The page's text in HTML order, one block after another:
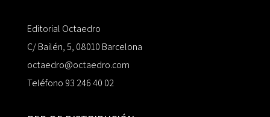
Editorial Octaedro
C/ Bailén, 5, 08010 Barcelona
octaedro@octaedro.com
Teléfono 93 246 40 02